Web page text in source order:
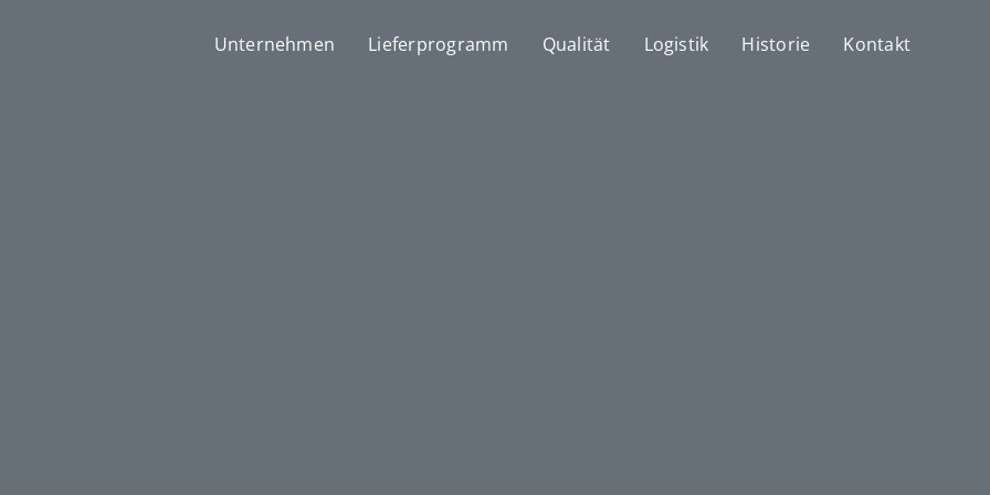
Unternehmen Lieferprogramm Qualität Logistik Historie Kontakt